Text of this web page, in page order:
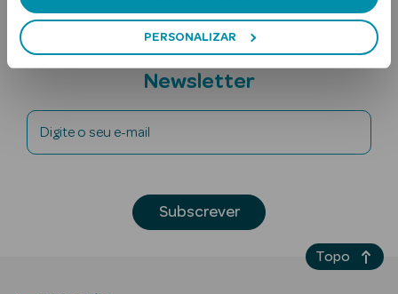
PERSONALIZAR
Subscreva a
Newsletter
Digite o seu e-mail
Subscrever
Topo